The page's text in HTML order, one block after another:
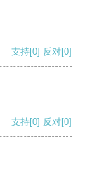
支持[0] 反对[0]
支持[0] 反对[0]